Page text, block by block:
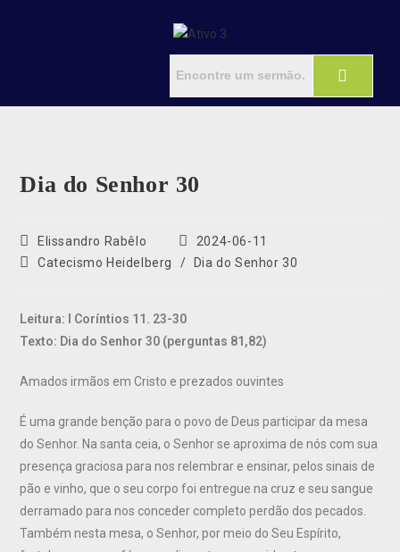
Dia do Senhor 30
Elissandro Rabêlo
2024-06-11
Catecismo Heidelberg
/ Dia do Senhor 30
Leitura: I Coríntios 11. 23-30
Texto: Dia do Senhor 30 (perguntas 81,82)
Amados irmãos em Cristo e prezados ouvintes
É uma grande benção para o povo de Deus participar da mesa
do Senhor. Na santa ceia, o Senhor se aproxima de nós com sua
presença graciosa para nos relembrar e ensinar, pelos sinais de
pão e vinho, que o seu corpo foi entregue na cruz e seu sangue
derramado para nos conceder completo perdão dos pecados.
Também nesta mesa, o Senhor, por meio do Seu Espírito,